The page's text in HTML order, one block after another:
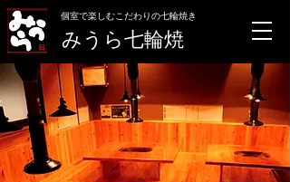
みうら七輪焼
​個室で楽しむこだわりの七輪焼き